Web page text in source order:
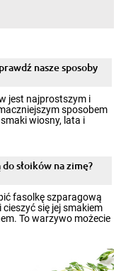
nasze sposoby
jest najprostszym i
sposobem
wiosny, lata i
nimi oko w sezonie
cieplejszych
słoików ze
zachować świeżość
słoików na zimę?
fasolkę szparagową
cieszyć się jej smakiem
To warzywo możecie